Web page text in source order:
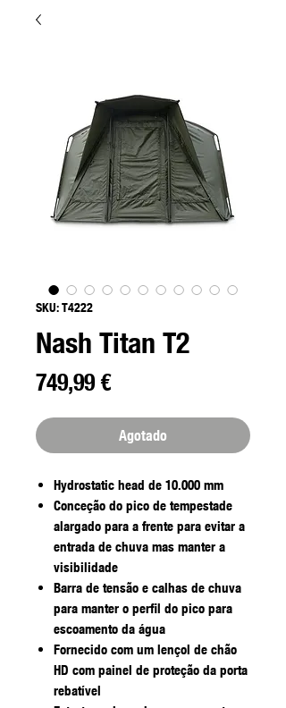
SKU: T4222
Nash Titan T2
749,99 €Precio
Agotado
Hydrostatic head de 10.000 mm
Conceção do pico de tempestade
alargado para a frente para evitar a
entrada de chuva mas manter a
visibilidade
Barra de tensão e calhas de chuva
para manter o perfil do pico para
escoamento da água
Fornecido com um lençol de chão
HD com painel de proteção da porta
rebatível